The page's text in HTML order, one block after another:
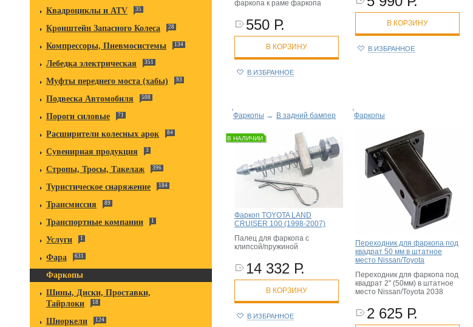
Квадроциклы и ATV 35
Кронштейн Запасного Колеса 28
Компрессоры, Пневмосистемы 134
Лебедка электрическая 351
Муфты переднего моста (хабы) 93
Подвеска Автомобиля 508
Пороги силовые 71
Расширители колесных арок 84
Сувенирная продукция 3
Стропы, Тросы, Такелаж 396
Туристическое снаряжение 184
Трансмиссия 89
Транспортные компании 1
Услуги 1
Фара 631
Фаркопы
Шины, Диски, Проставки,
Тайрлоки
18
Шноркели 124
фаркопа к раме фаркопа
550 Р.
В КОРЗИНУ
В ИЗБРАННОЕ
В КОРЗИНУ
В ИЗБРАННОЕ
Фаркопы → В задний бампер
В НАЛИЧИИ
Фаркоп TOYOTA LAND
CRUISER 100 (1998-2007)
Палец для фаркопа с
клипсой/пружиной
14 332 Р.
В КОРЗИНУ
В ИЗБРАННОЕ
Фаркопы
Переходник для фаркопа под
квадрат 50 мм в штатное
место Nissan/Toyota
Переходник для фаркопа под
квадрат 2" (50мм) в штатное
место Nissan/Toyota 2038
2 625 Р.